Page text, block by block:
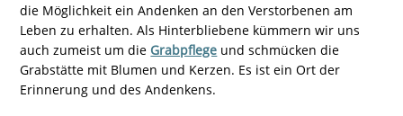
die Möglichkeit ein Andenken an den Verstorbenen am
Leben zu erhalten. Als Hinterbliebene kümmern wir uns
auch zumeist um die Grabpflege und schmücken die
Grabstätte mit Blumen und Kerzen. Es ist ein Ort der
Erinnerung und des Andenkens.